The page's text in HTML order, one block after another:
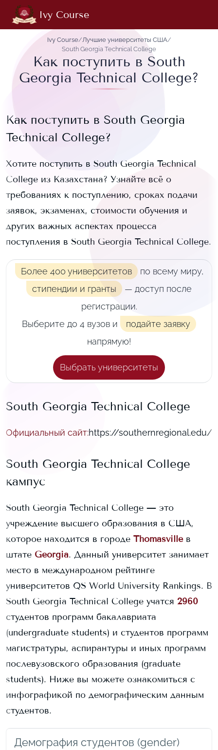
Ivy Course
Ivy Course/Лучшие университеты США/
South Georgia Technical College
Как поступить в South
Georgia Technical College?
Как поступить в South Georgia
Technical College?
Хотите поступить в South Georgia Technical
College из Казахстана? Узнайте всё о
требованиях к поступлению, сроках подачи
заявок, экзаменах, стоимости обучения и
других важных аспектах процесса
поступления в South Georgia Technical College.
Более 400 университетов по всему миру,
стипендии и гранты
— доступ после
регистрации.
Выберите до 4 вузов и
подайте заявку
напрямую!
Выбрать университеты
South Georgia Technical College
Официальный сайт:https://southernregional.edu/
South Georgia Technical College
кампус
South Georgia Technical College — это
учреждение высшего образования в США,
которое находится в городе Thomasville в
штате Georgia. Данный университет занимает
место в международном рейтинге
университетов QS World University Rankings. В
South Georgia Technical College учатся 2960
студентов программ бакалавриата
(undergraduate students) и студентов программ
магистратуры, аспирантуры и иных программ
послевузовского образования (graduate
students). Ниже вы можете ознакомиться с
инфографикой по демографическим данным
студентов.
Демография студентов (gender)